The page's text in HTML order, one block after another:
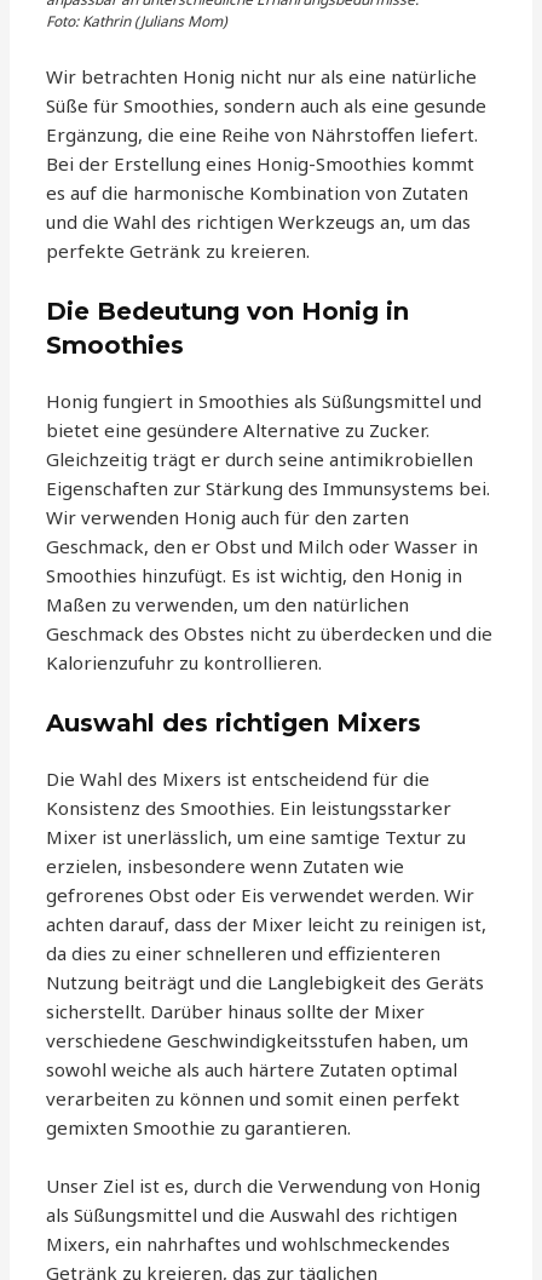
Foto: Kathrin (Julians Mom)
Wir betrachten Honig nicht nur als eine natürliche
Süße für Smoothies, sondern auch als eine gesunde
Ergänzung, die eine Reihe von Nährstoffen liefert.
Bei der Erstellung eines Honig-Smoothies kommt
es auf die harmonische Kombination von Zutaten
und die Wahl des richtigen Werkzeugs an, um das
perfekte Getränk zu kreieren.
Die Bedeutung von Honig in
Smoothies
Honig fungiert in Smoothies als Süßungsmittel und
bietet eine gesündere Alternative zu Zucker.
Gleichzeitig trägt er durch seine antimikrobiellen
Eigenschaften zur Stärkung des Immunsystems bei.
Wir verwenden Honig auch für den zarten
Geschmack, den er Obst und Milch oder Wasser in
Smoothies hinzufügt. Es ist wichtig, den Honig in
Maßen zu verwenden, um den natürlichen
Geschmack des Obstes nicht zu überdecken und die
Kalorienzufuhr zu kontrollieren.
Auswahl des richtigen Mixers
Die Wahl des Mixers ist entscheidend für die
Konsistenz des Smoothies. Ein leistungsstarker
Mixer ist unerlässlich, um eine samtige Textur zu
erzielen, insbesondere wenn Zutaten wie
gefrorenes Obst oder Eis verwendet werden. Wir
achten darauf, dass der Mixer leicht zu reinigen ist,
da dies zu einer schnelleren und effizienteren
Nutzung beiträgt und die Langlebigkeit des Geräts
sicherstellt. Darüber hinaus sollte der Mixer
verschiedene Geschwindigkeitsstufen haben, um
sowohl weiche als auch härtere Zutaten optimal
verarbeiten zu können und somit einen perfekt
gemixten Smoothie zu garantieren.
Unser Ziel ist es, durch die Verwendung von Honig
als Süßungsmittel und die Auswahl des richtigen
Mixers, ein nahrhaftes und wohlschmeckendes
Getränk zu kreieren, das zur täglichen